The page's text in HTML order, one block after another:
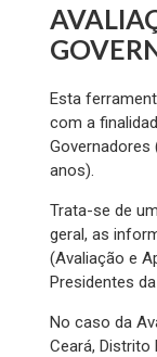
Esta
com a
Governadores
anos).​​​​​​​
Trata-se de
geral, as
(Avaliação e
Presidentes
No caso da
Ceará, Distrito